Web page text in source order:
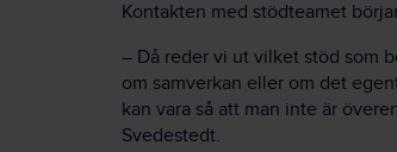
Kontakten med stödteamet
– Då reder vi ut vilket stöd som
om samverkan eller om det
kan vara så att man inte är
Svedestedt.